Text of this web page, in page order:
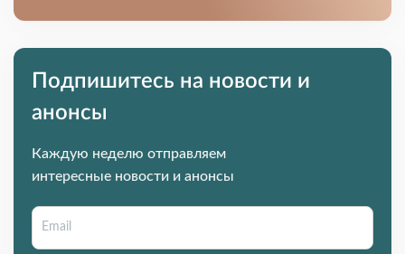
Подпишитесь на новости и
анонсы
Каждую неделю отправляем
интересные новости и анонсы